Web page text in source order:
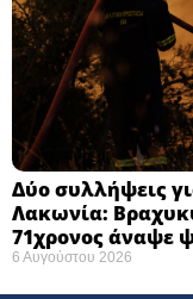
Δύο συλλήψεις
Λακωνία:
71χρονος άναψε
6 Αυγούστου 2026